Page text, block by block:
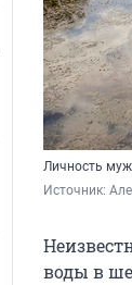
Личность
Источник:
воды в